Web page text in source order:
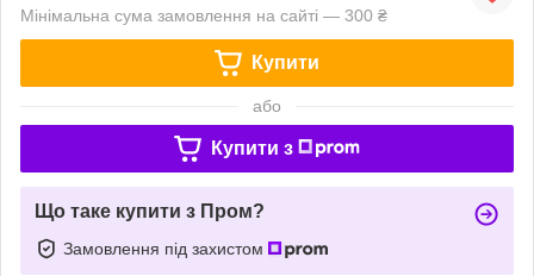
Мінімальна сума замовлення на сайті — 300 ₴
Купити
або
Купити з
Що таке купити з Пром?
Замовлення під захистом